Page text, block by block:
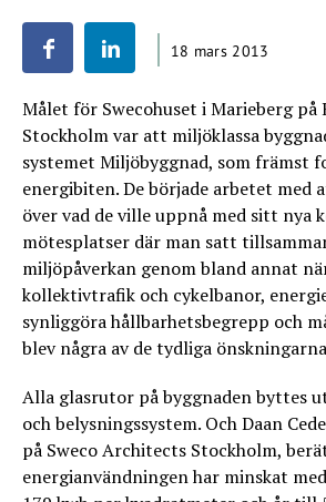
18 mars 2013
Målet för Swecohuset i Marieberg på
Stockholm var att miljöklassa
systemet Miljöbyggnad, som främst
energibiten. De började arbetet med
över vad de ville uppnå med sitt nya
mötesplatser där man satt
miljöpåverkan genom bland annat
kollektivtrafik och cykelbanor,
synliggöra hållbarhetsbegrepp och
blev några av de tydliga
Alla glasrutor på byggnaden byttes
och belysningssystem. Och Daan
på Sweco Architects Stockholm,
energianvändningen har minskat